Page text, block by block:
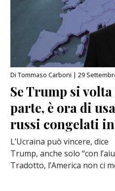
Di Tommaso Carboni | 29
Se Trump si
parte, è ora di
russi congelati
L’Ucraina può vincere, dice
Trump, anche solo “con
Tradotto, l’America non ci